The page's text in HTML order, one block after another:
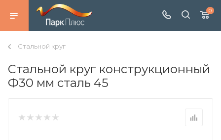
0
Стальной круг
Стальной круг конструкционный
Ф30 мм сталь 45